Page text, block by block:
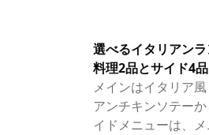
選べるイタリアン
料理2品とサイド4品
メインはイタリア
アンチキンソテー
イドメニューは、メ